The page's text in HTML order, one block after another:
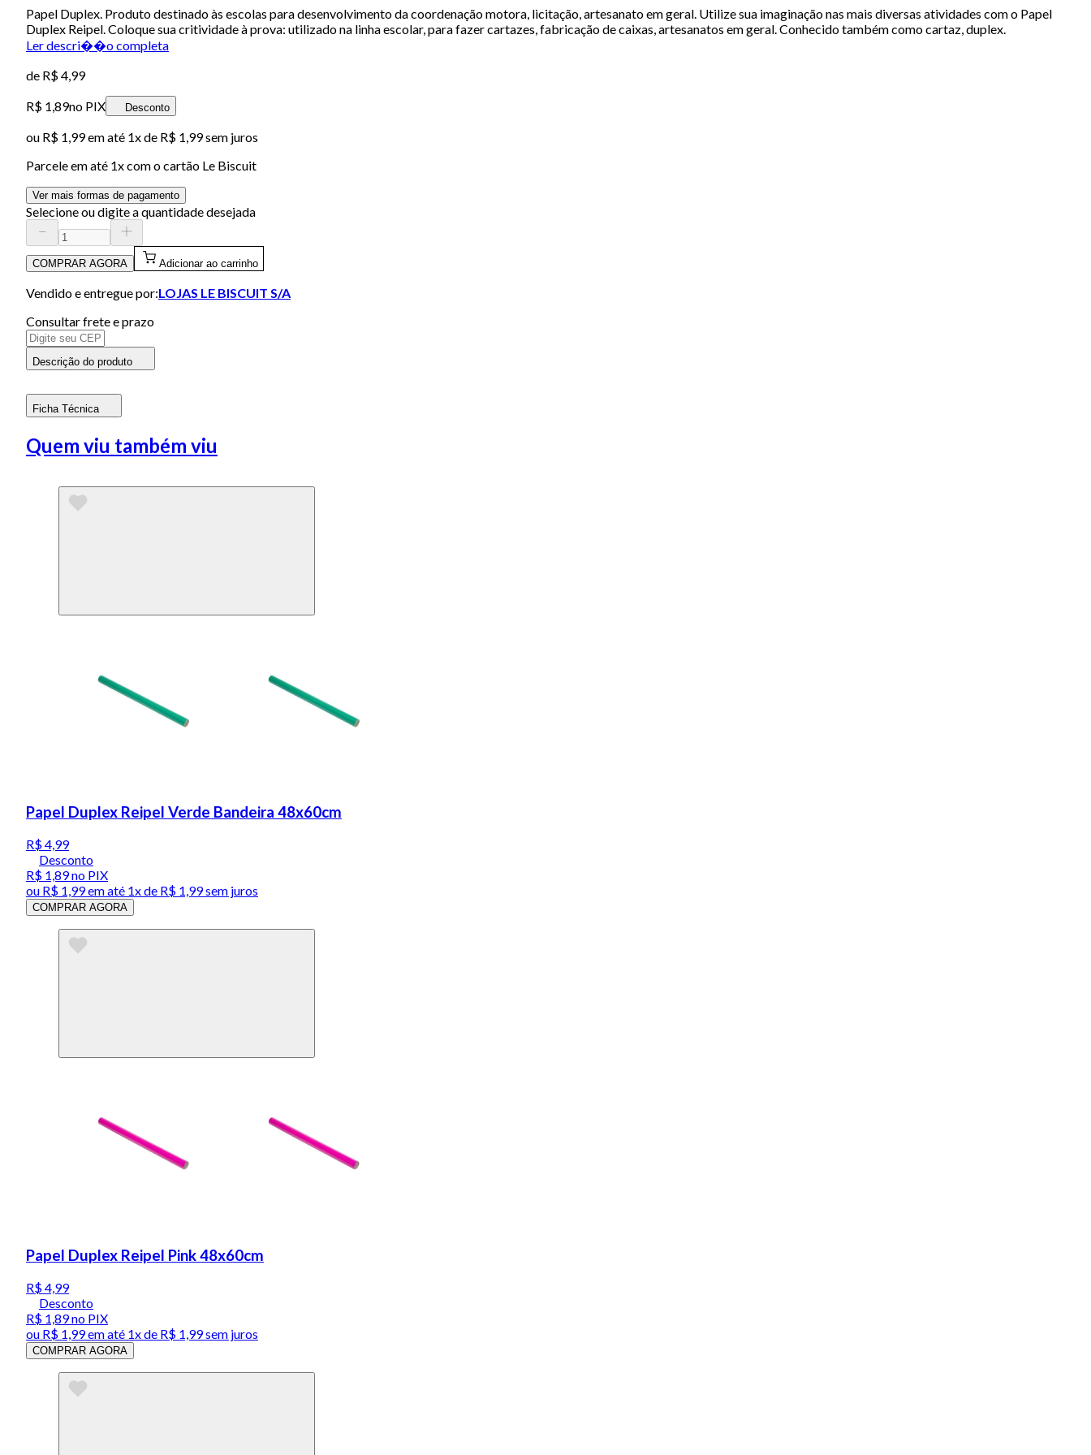
Papel Duplex. Produto destinado às escolas para desenvolvimento da coordenação motora, licitação, artesanato em geral. Utilize sua imaginação nas mais diversas atividades com o Papel
Duplex Reipel. Coloque sua critividade à prova: utilizado na linha escolar, para fazer cartazes, fabricação de caixas, artesanatos em geral. Conhecido também como cartaz, duplex.
Ler descri��o completa
de R$ 4,99
R$ 1,89no PIX Desconto
ou R$ 1,99em até 1x de R$ 1,99sem juros
Parcele em até 1x com o cartão Le Biscuit
Ver mais formas de pagamento
Selecione ou digite a quantidade desejada
COMPRAR AGORA Adicionar ao carrinho
Vendido e entregue por:LOJAS LE BISCUIT S/A
Consultar frete e prazo
Descrição do produto
Ficha Técnica
Quem viu também viu
Papel Duplex Reipel Verde Bandeira 48x60cm
R$ 4,99
Desconto
R$ 1,89no PIX
ou R$ 1,99em até 1x de R$ 1,99sem juros
COMPRAR AGORA
Papel Duplex Reipel Pink 48x60cm
R$ 4,99
Desconto
R$ 1,89no PIX
ou R$ 1,99em até 1x de R$ 1,99sem juros
COMPRAR AGORA